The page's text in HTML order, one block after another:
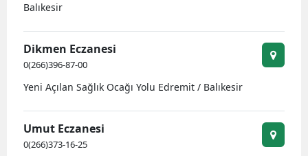
Balıkesir
Dikmen Eczanesi
0(266)396-87-00
Yeni Açılan Sağlık Ocağı Yolu Edremit / Balıkesir
Umut Eczanesi
0(266)373-16-25